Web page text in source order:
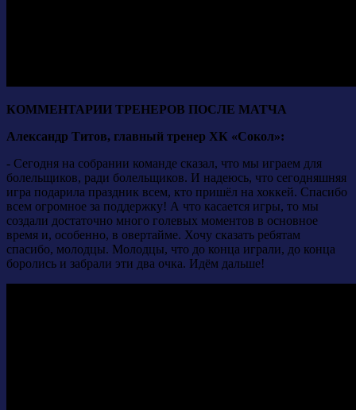
КОММЕНТАРИИ ТРЕНЕРОВ ПОСЛЕ МАТЧА
Александр Титов, главный тренер ХК «Сокол»:
- Сегодня на собрании команде сказал, что мы играем для
болельщиков, ради болельщиков. И надеюсь, что сегодняшняя
игра подарила праздник всем, кто пришёл на хоккей. Спасибо
всем огромное за поддержку! А что касается игры, то мы
создали достаточно много голевых моментов в основное
время и, особенно, в овертайме. Хочу сказать ребятам
спасибо, молодцы. Молодцы, что до конца играли, до конца
боролись и забрали эти два очка. Идём дальше!